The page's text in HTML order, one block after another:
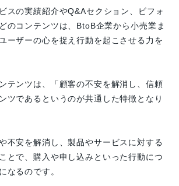
スの実績紹介やQ&Aセクション、ビフォ
のコンテンツは、BtoB企業から小売業ま
ーザーの心を捉え行動を起こさせる力を
テンツは、「顧客の不安を解消し、信頼
ツであるというのが共通した特徴となり
不安を解消し、製品やサービスに対する
とで、購入や申し込みといった行動につ
なるのです。